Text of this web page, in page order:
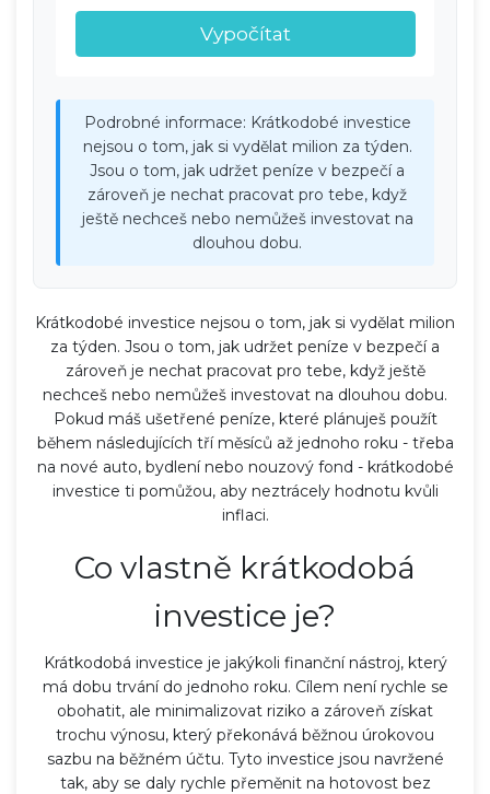
Vypočítat
Podrobné informace: Krátkodobé investice
nejsou o tom, jak si vydělat milion za týden.
Jsou o tom, jak udržet peníze v bezpečí a
zároveň je nechat pracovat pro tebe, když
ještě nechceš nebo nemůžeš investovat na
dlouhou dobu.
Krátkodobé investice nejsou o tom, jak si vydělat milion
za týden. Jsou o tom, jak udržet peníze v bezpečí a
zároveň je nechat pracovat pro tebe, když ještě
nechceš nebo nemůžeš investovat na dlouhou dobu.
Pokud máš ušetřené peníze, které plánuješ použít
během následujících tří měsíců až jednoho roku - třeba
na nové auto, bydlení nebo nouzový fond - krátkodobé
investice ti pomůžou, aby neztrácely hodnotu kvůli
inflaci.
Co vlastně krátkodobá
investice je?
Krátkodobá investice je jakýkoli finanční nástroj, který
má dobu trvání do jednoho roku. Cílem není rychle se
obohatit, ale minimalizovat riziko a zároveň získat
trochu výnosu, který překonává běžnou úrokovou
sazbu na běžném účtu. Tyto investice jsou navržené
tak, aby se daly rychle přeměnit na hotovost bez